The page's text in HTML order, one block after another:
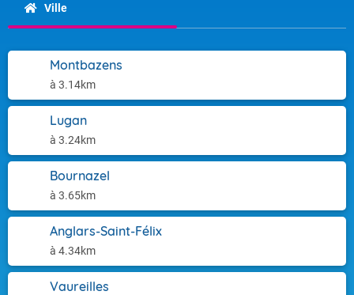
Ville
Montbazens
à 3.14km
Lugan
à 3.24km
Bournazel
à 3.65km
Anglars-Saint-Félix
à 4.34km
Vaureilles